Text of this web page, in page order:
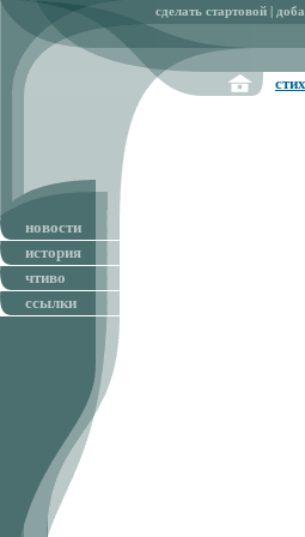
сделать стартовой
новости
история
чтиво
ссылки